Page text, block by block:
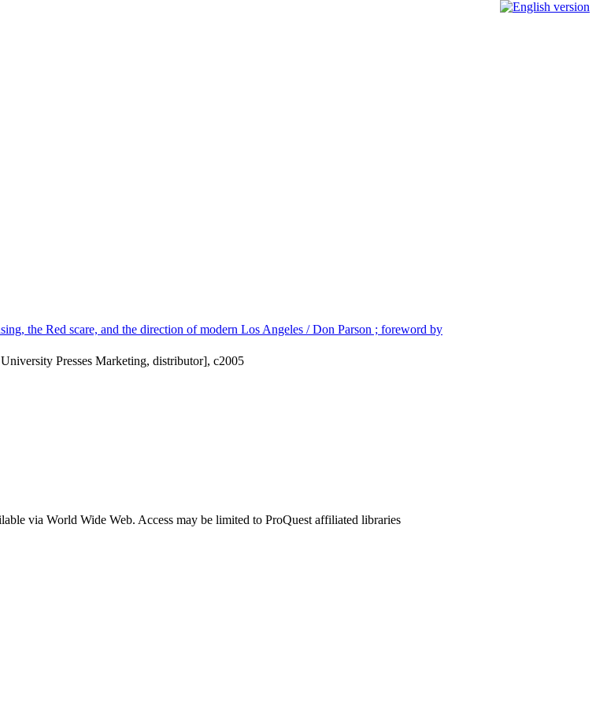
the Red scare, and the direction of modern Los Angeles / Don Parson ; foreword by
Presses Marketing, distributor], c2005
via World Wide Web. Access may be limited to ProQuest affiliated libraries